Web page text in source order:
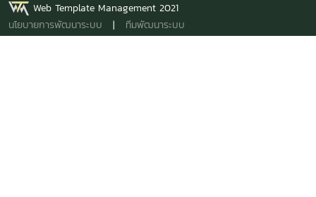
Web Template Management 2021
นโยบายการพัฒนาระบบ | ทีมพัฒนาระบบ